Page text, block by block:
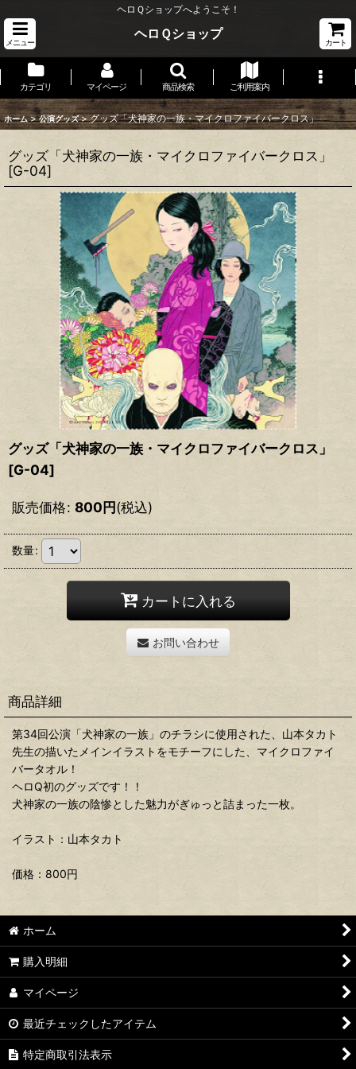
ヘロＱショップへようこそ！
メニュー
ヘロＱショップ
カート
カテゴリ マイページ 商品検索 ご利用案内
ホーム > 公演グッズ > グッズ「犬神家の一族・マイクロファイバークロス」
グッズ「犬神家の一族・マイクロファイバークロス」
[G-04]
グッズ「犬神家の一族・マイクロファイバークロス」
[G-04]
販売価格: 800円(税込)
数量:
カートに入れる
お問い合わせ
商品詳細
第34回公演「犬神家の一族」のチラシに使用された、山本タカト
先生の描いたメインイラストをモチーフにした、マイクロファイ
バータオル！
ヘロQ初のグッズです！！
犬神家の一族の陰惨とした魅力がぎゅっと詰まった一枚。
イラスト：山本タカト
価格：800円
ホーム
購入明細
マイページ
最近チェックしたアイテム
特定商取引法表示